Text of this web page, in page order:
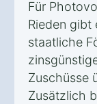
Für
Rieden gibt
staatliche
Zuschüsse
Zusätzlich